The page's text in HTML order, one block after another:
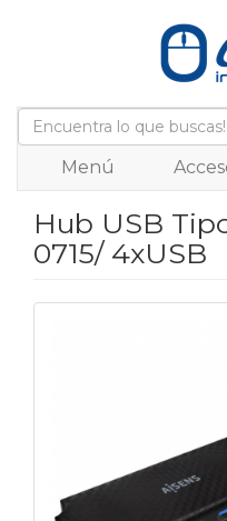
Menú
Hub USB
0715/ 4xUSB